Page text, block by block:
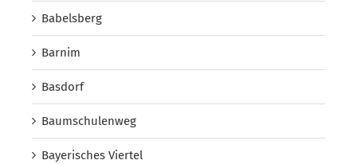
Babelsberg
Barnim
Basdorf
Baumschulenweg
Bayerisches Viertel